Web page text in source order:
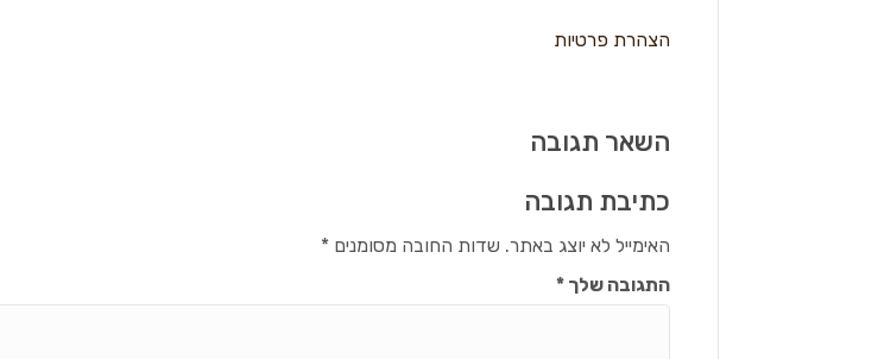
הצהרת פרטיות
השאר תגובה
כתיבת תגובה
האימייל לא יוצג באתר. שדות החובה מסומנים*
התגובה שלך*